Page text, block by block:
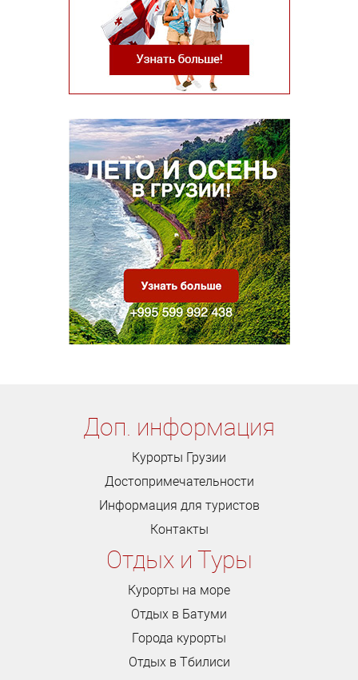
Доп. информация
Курорты Грузии
Достопримечательности
Информация для туристов
Контакты
Отдых и Туры
Курорты на море
Отдых в Батуми
Города курорты
Отдых в Тбилиси